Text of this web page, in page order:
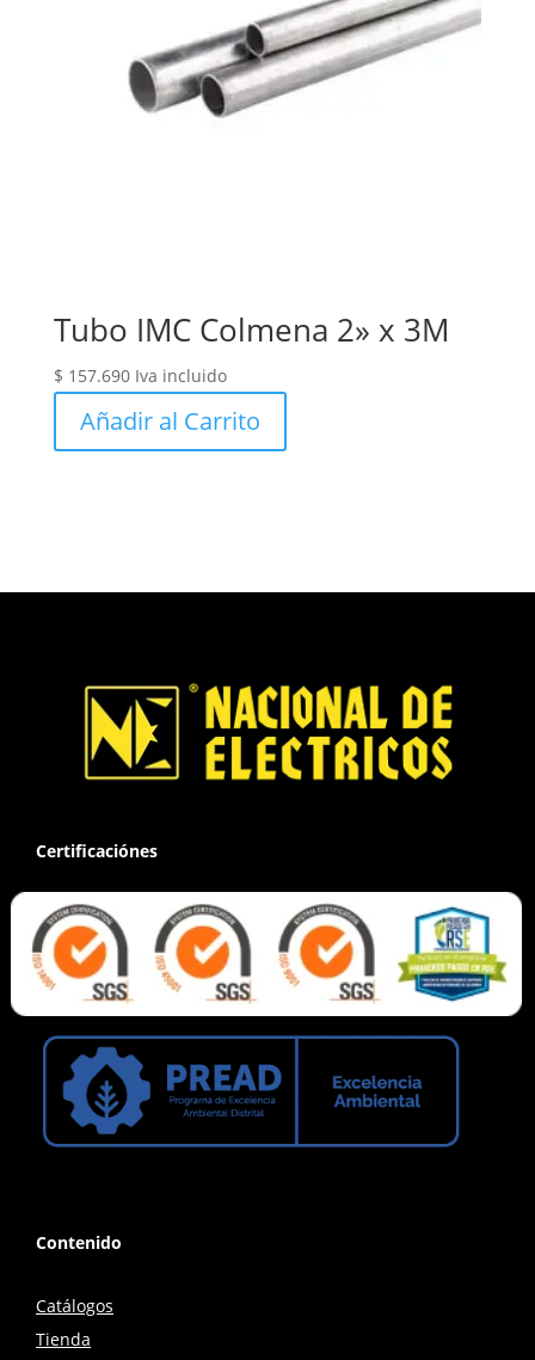
Tubo IMC Colmena 2» x 3M
$ 157.690 Iva incluido
Añadir al Carrito
Certificaciónes
Contenido
Catálogos
Tienda